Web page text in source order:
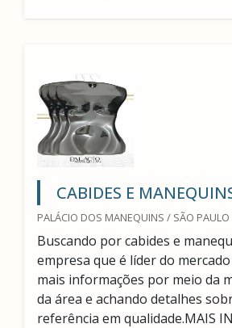
CABIDES E
PALÁCIO DOS MANEQUINS / SÃO PAULO
Buscando por cabides e
empresa que é líder do
mais informações por meio da
da área e achando detalhes
referência em qualidade.MAIS